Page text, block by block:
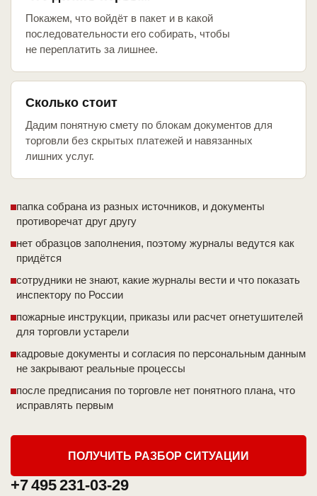
Покажем, что войдёт в пакет и в какой
последовательности его собирать, чтобы
не переплатить за лишнее.
Сколько стоит
Дадим понятную смету по блокам документов для
торговли без скрытых платежей и навязанных
лишних услуг.
папка собрана из разных источников, и документы
противоречат друг другу
нет образцов заполнения, поэтому журналы ведутся как
придётся
сотрудники не знают, какие журналы вести и что показать
инспектору по России
пожарные инструкции, приказы или расчет огнетушителей
для торговли устарели
кадровые документы и согласия по персональным данным
не закрывают реальные процессы
после предписания по торговле нет понятного плана, что
исправлять первым
ПОЛУЧИТЬ РАЗБОР СИТУАЦИИ
+7 495 231-03-29